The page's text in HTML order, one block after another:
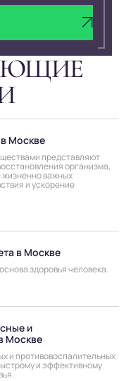
Москве
представляют
организма,
важных
и ускорение
в Москве
здоровья человека.
и
Москве
и противовоспалительных
и эффективному